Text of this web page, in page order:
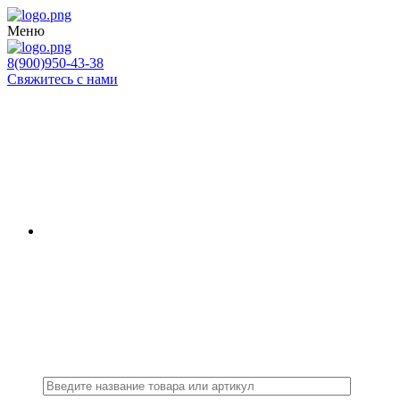
Меню
8(900)950-43-38
Свяжитесь с нами